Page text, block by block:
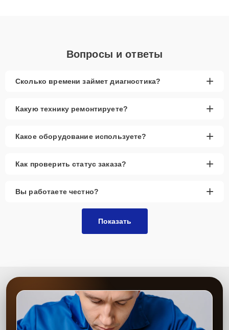
Вопросы и ответы
Сколько времени займет диагностика? +
Какую технику ремонтируете? +
Какое оборудование используете? +
Как проверить статус заказа? +
Вы работаете честно? +
Показать